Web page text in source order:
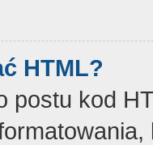
HTML?
postu kod